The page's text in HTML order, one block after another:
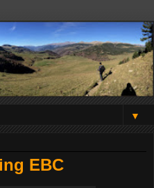
▼
EBC